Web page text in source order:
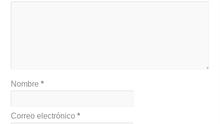
Nombre*
Correo electrónico*